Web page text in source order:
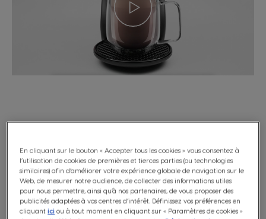
Allumez votre machine à café
NESCAFÉ Dolce Gusto NEO Latte en
appuyant sur le bouton
marche/arrêt situé sur le côté de la
En cliquant sur le bouton « Accepter tous les cookies » vous consentez à
l’utilisation de cookies de premières et tierces parties (ou technologies
similaires) afin d’améliorer votre expérience globale de navigation sur le
Web, de mesurer notre audience, de collecter des informations utiles
pour nous permettre, ainsi qu’à nos partenaires, de vous proposer des
publicités adaptées à vos centres d’intérêt. Définissez vos préférences en
cliquantici ou à tout moment en cliquant sur « Paramètres de cookies »